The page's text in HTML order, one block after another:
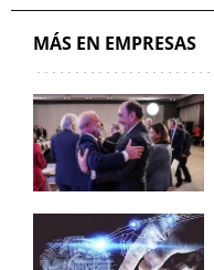
MÁS EN EMPRESAS